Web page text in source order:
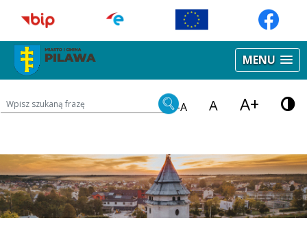
MENU
Wyszukiwarka treści na stronie -A A A+